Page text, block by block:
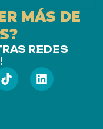
MÁS DE
REDES